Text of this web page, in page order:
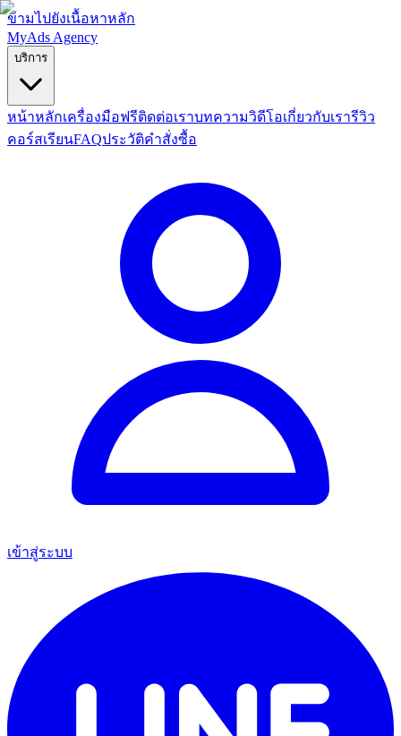
ข้ามไปยังเนื้อหาหลัก
MyAds Agency
บริการ
หน้าหลักเครื่องมือฟรีติดต่อเราบทความวิดีโอเกี่ยวกับเรารีวิว
คอร์สเรียนFAQประวัติคำสั่งซื้อ
เข้าสู่ระบบ